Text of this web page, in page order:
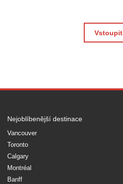
Vstoupit
Nejoblíbenější destinace
Vancouver
Toronto
Calgary
Montréal
Banff